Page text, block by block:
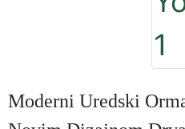
Moderni Uredski